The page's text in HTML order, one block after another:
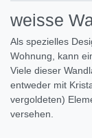
weisse
Als spezielles
Wohnung, kann
Viele dieser
entweder mit
vergoldeten)
versehen.